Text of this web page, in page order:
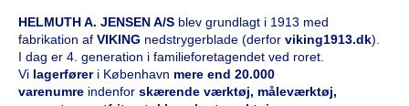
HELMUTH A. JENSEN A/S blev grundlagt i 1913 med
fabrikation af VIKING nedstrygerblade (derfor viking1913.dk).
I dag er 4. generation i familieforetagendet ved roret.
Vi lagerfører i København mere end 20.000
varenumre indenfor skærende værktøj, måleværktøj,